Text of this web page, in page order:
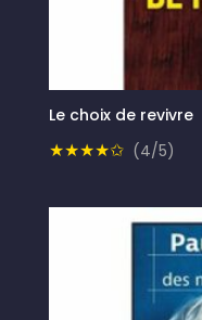
Le choix de revivre
★★★★✩ (4/5)